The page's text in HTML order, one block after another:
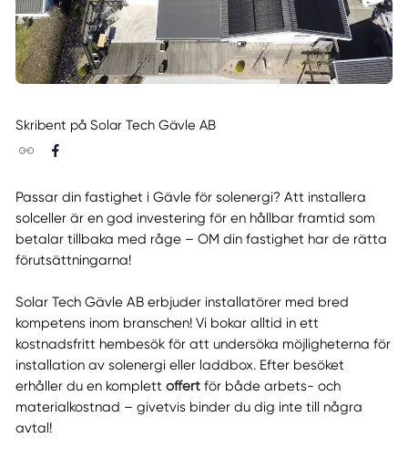
Skribent på Solar Tech Gävle AB
Passar din fastighet i Gävle för solenergi? Att installera
solceller är en god investering för en hållbar framtid som
betalar tillbaka med råge – OM din fastighet har de rätta
förutsättningarna!
Solar Tech Gävle AB erbjuder installatörer med bred
kompetens inom branschen! Vi bokar alltid in ett
kostnadsfritt hembesök för att undersöka möjligheterna för
installation av solenergi eller laddbox. Efter besöket
erhåller du en komplett offertför både arbets- och
materialkostnad – givetvis binder du dig inte till några
avtal!